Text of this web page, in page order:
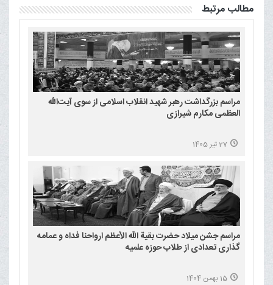
مطالب مرتبط
مراسم بزرگداشت رهبر شهید انقلاب اسلامی از سوی آیت‌الله
العظمی مکارم شیرازی
27 تیر 1405
مراسم جشن میلاد حضرت بقیة الله الأعظم ارواحنا فداه و عمامه
گذاری تعدادی از طلاب حوزه علمیه
15 بهمن 1404